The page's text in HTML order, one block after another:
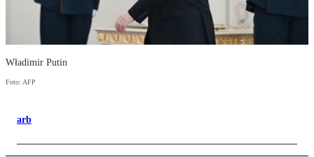
Władimir Putin
Foto: AFP
arb